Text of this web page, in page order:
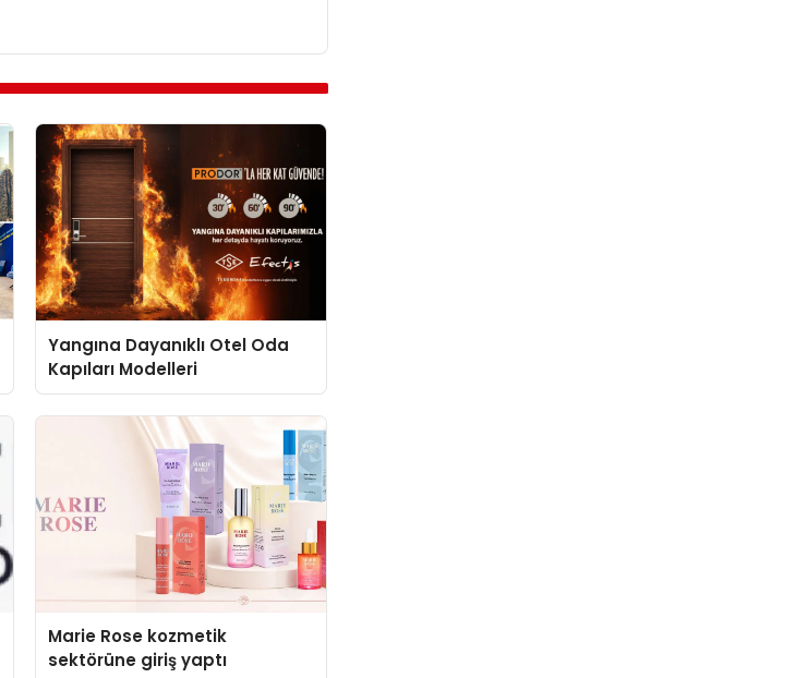
Yangına Dayanıklı Otel Oda
Kapıları Modelleri
Marie Rose kozmetik
sektörüne giriş yaptı